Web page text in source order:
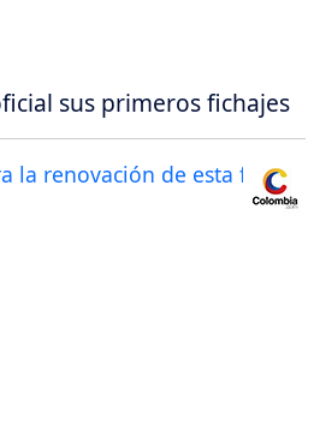
sus primeros fichajes